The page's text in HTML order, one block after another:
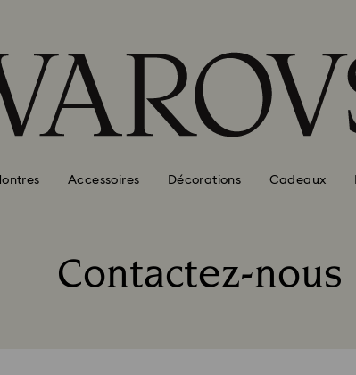
Accessoires Décorations Cadeaux
Contactez-nous